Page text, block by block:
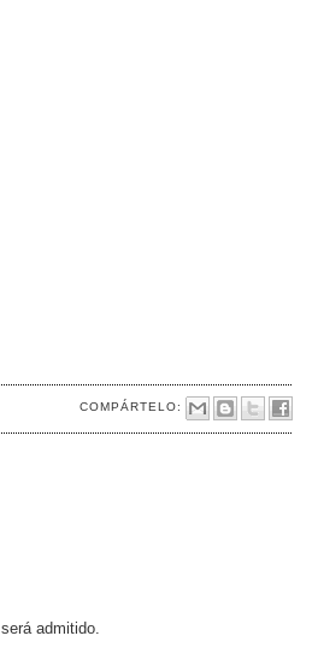
COMPÁRTELO:
admitido.